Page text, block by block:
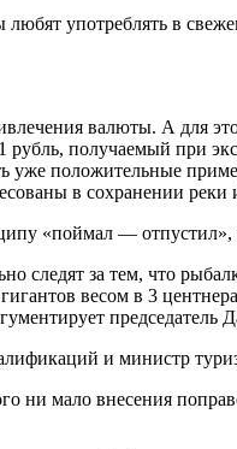
употреблять в
валюты. А для
получаемый при
положительные
в сохранении
«поймал — отпустил»,
следят за тем, что
весом в 3
и министр
ни мало внесения